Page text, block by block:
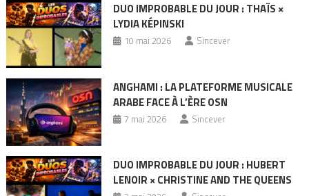
DUO IMPROBABLE DU JOUR : THAÏS ×
LYDIA KÉPINSKI
10 mai 2026 Sincever
ANGHAMI : LA PLATEFORME MUSICALE
ARABE FACE À L’ÈRE OSN
7 mai 2026 Sincever
DUO IMPROBABLE DU JOUR : HUBERT
LENOIR × CHRISTINE AND THE QUEENS